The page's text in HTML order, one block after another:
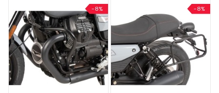
-8% -8%